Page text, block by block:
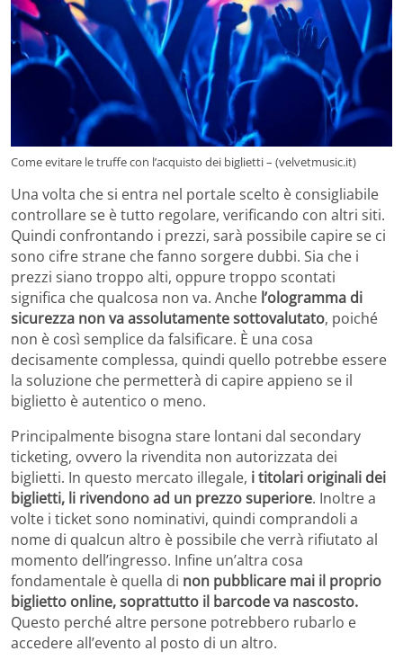
Come evitare le truffe con l’acquisto dei biglietti – (velvetmusic.it)
Una volta che si entra nel portale scelto è consigliabile
controllare se è tutto regolare, verificando con altri siti.
Quindi confrontando i prezzi, sarà possibile capire se ci
sono cifre strane che fanno sorgere dubbi. Sia che i
prezzi siano troppo alti, oppure troppo scontati
significa che qualcosa non va. Anche l’ologramma di
sicurezza non va assolutamente sottovalutato, poiché
non è così semplice da falsificare. È una cosa
decisamente complessa, quindi quello potrebbe essere
la soluzione che permetterà di capire appieno se il
biglietto è autentico o meno.
Principalmente bisogna stare lontani dal secondary
ticketing, ovvero la rivendita non autorizzata dei
biglietti. In questo mercato illegale, i titolari originali dei
biglietti, li rivendono ad un prezzo superiore. Inoltre a
volte i ticket sono nominativi, quindi comprandoli a
nome di qualcun altro è possibile che verrà rifiutato al
momento dell’ingresso. Infine un’altra cosa
fondamentale è quella di non pubblicare mai il proprio
biglietto online, soprattutto il barcode va nascosto.
Questo perché altre persone potrebbero rubarlo e
accedere all’evento al posto di un altro.